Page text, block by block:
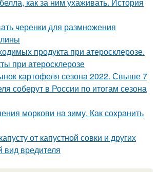
черенки для размножения
продукта при атеросклерозе.
при атеросклерозе
картофеля сезона 2022. Свыше 7
соберут в России по итогам сезона
моркови на зиму. Как сохранить
от капустной совки и других
вид вредителя